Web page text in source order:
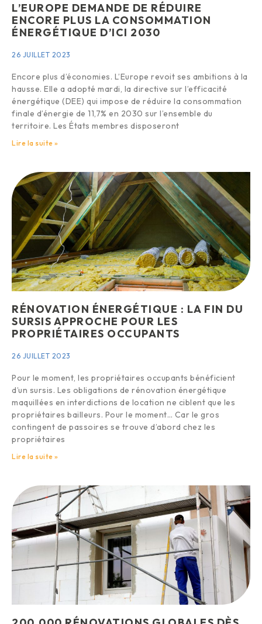
L’EUROPE DEMANDE DE RÉDUIRE
ENCORE PLUS LA CONSOMMATION
ÉNERGÉTIQUE D’ICI 2030
26 JUILLET 2023
Encore plus d’économies. L’Europe revoit ses ambitions à la
hausse. Elle a adopté mardi, la directive sur l’efficacité
énergétique (DEE) qui impose de réduire la consommation
finale d’énergie de 11,7% en 2030 sur l’ensemble du
territoire. Les États membres disposeront
Lire la suite »
RÉNOVATION ÉNERGÉTIQUE : LA FIN DU
SURSIS APPROCHE POUR LES
PROPRIÉTAIRES OCCUPANTS
26 JUILLET 2023
Pour le moment, les propriétaires occupants bénéficient
d’un sursis. Les obligations de rénovation énergétique
maquillées en interdictions de location ne ciblent que les
propriétaires bailleurs. Pour le moment… Car le gros
contingent de passoires se trouve d’abord chez les
propriétaires
Lire la suite »